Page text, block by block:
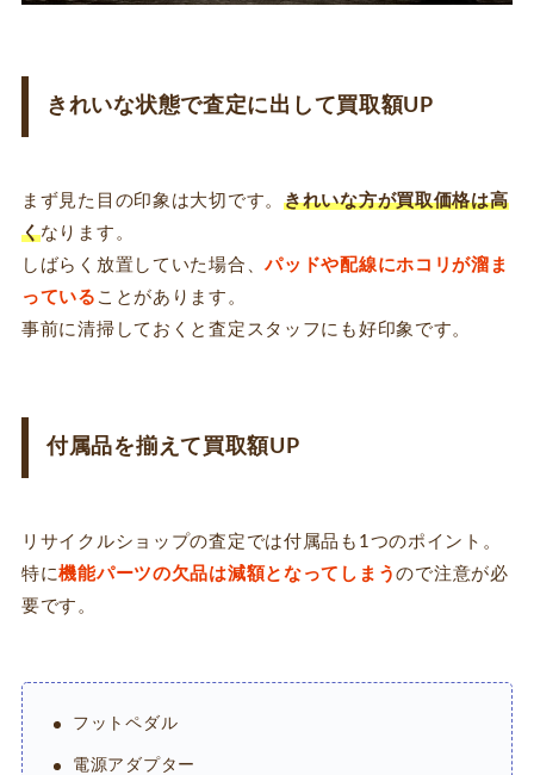
きれいな状態で査定に出して買取額UP
まず見た目の印象は大切です。きれいな方が買取価格は高
くなります。
しばらく放置していた場合、パッドや配線にホコリが溜ま
っている ことがあります。
事前に清掃しておくと査定スタッフにも好印象です。
付属品を揃えて買取額UP
リサイクルショップの査定では付属品も1つのポイント。
特に機能パーツの欠品は減額となってしまうので注意が必
要です。
フットペダル
電源アダプター